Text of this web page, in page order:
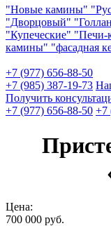
"Новые камины"
"Дворцовый"
"Купеческие" "Печи-
камины" "фасадная
+7 (977) 656-88-50
+7 (985) 387-19-73
Получить
+7 (977) 656-88-50 +7
Цена:
700 000 руб.